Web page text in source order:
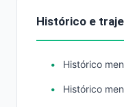
Histórico e
Histórico
Histórico